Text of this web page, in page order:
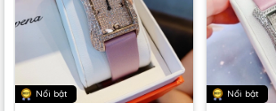
Nổi bật Nổi bật